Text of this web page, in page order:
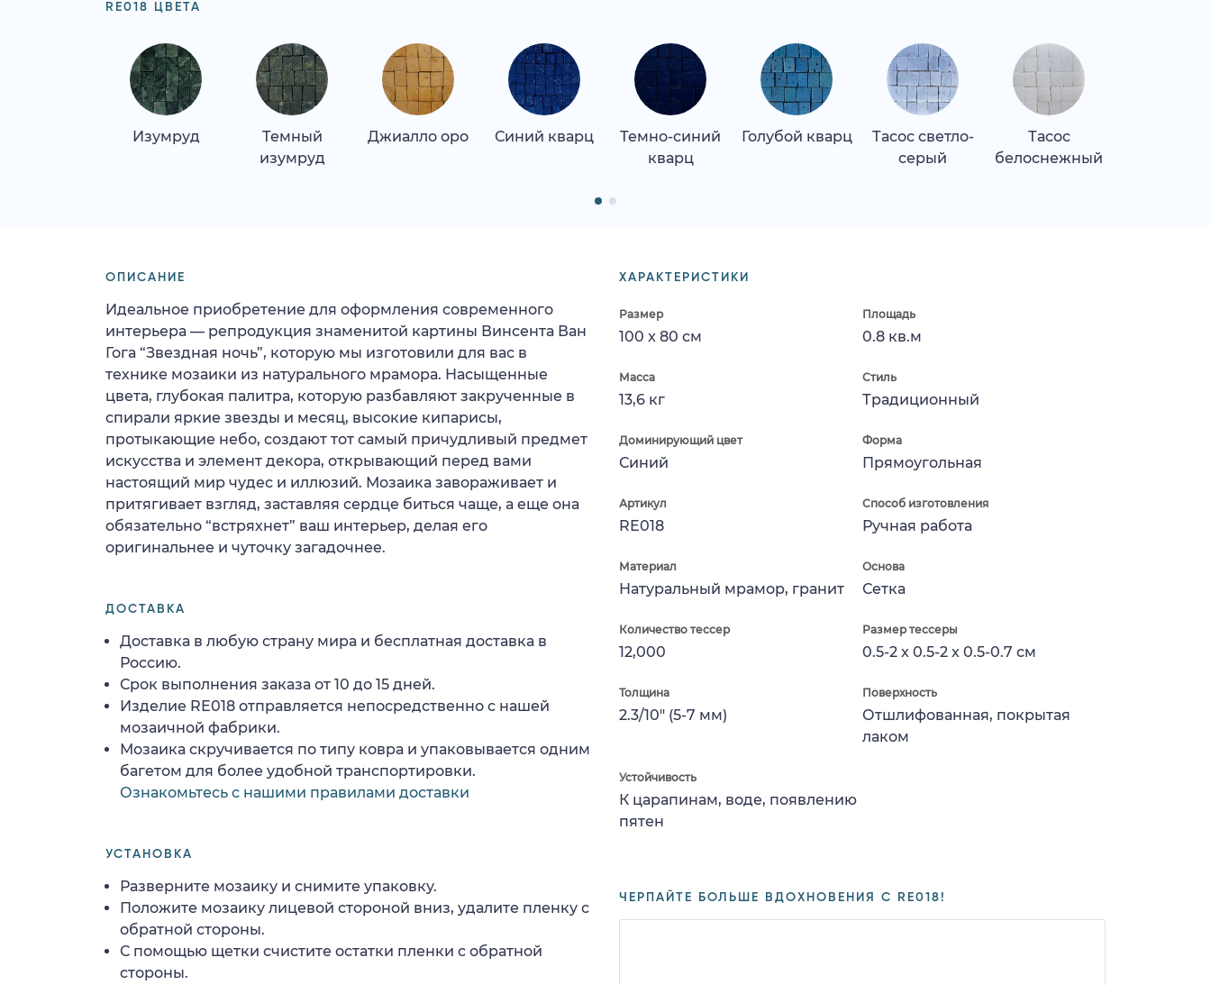
RE018 ЦВЕТА
Изумруд
Темный
изумруд
Джиалло оро Синий кварц
Темно-синий
кварц
Голубой кварц
Тасос светло-
серый
Тасос
белоснежный
ХАРАКТЕРИСТИКИ
Размер
100 x 80 см
Площадь
0.8 кв.м
Масса
13,6 кг
Стиль
Традиционный
Доминирующий цвет
Синий
Форма
Прямоугольная
Артикул
RE018
Способ изготовления
Ручная работа
Материал
Натуральный мрамор, гранит
Основа
Сетка
Количество тессер
12,000
Размер тессеры
0.5-2 x 0.5-2 x 0.5-0.7 см
Толщина
2.3/10" (5-7 мм)
Поверхность
Отшлифованная, покрытая
лаком
Устойчивость
К царапинам, воде, появлению
пятен
ЧЕРПАЙТЕ БОЛЬШЕ ВДОХНОВЕНИЯ С RE018!
ОПИСАНИЕ
Идеальное приобретение для оформления современного
интерьера — репродукция знаменитой картины Винсента Ван
Гога “Звездная ночь”, которую мы изготовили для вас в
технике мозаики из натурального мрамора. Насыщенные
цвета, глубокая палитра, которую разбавляют закрученные в
спирали яркие звезды и месяц, высокие кипарисы,
протыкающие небо, создают тот самый причудливый предмет
искусства и элемент декора, открывающий перед вами
настоящий мир чудес и иллюзий. Мозаика завораживает и
притягивает взгляд, заставляя сердце биться чаще, а еще она
обязательно “встряхнет” ваш интерьер, делая его
оригинальнее и чуточку загадочнее.
ДОСТАВКА
Доставка в любую страну мира и бесплатная доставка в
Россию.
Срок выполнения заказа от 10 до 15 дней.
Изделие RE018 отправляется непосредственно с нашей
мозаичной фабрики.
Мозаика скручивается по типу ковра и упаковывается одним
багетом для более удобной транспортировки.
Ознакомьтесь с нашими правилами доставки
УСТАНОВКА
Разверните мозаику и снимите упаковку.
Положите мозаику лицевой стороной вниз, удалите пленку с
обратной стороны.
С помощью щетки счистите остатки пленки с обратной
стороны.